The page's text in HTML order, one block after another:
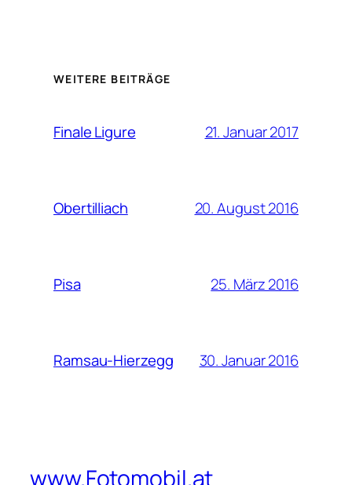
WEITERE BEITRÄGE
Finale Ligure 21. Januar 2017
Obertilliach 20. August 2016
Pisa 25. März 2016
Ramsau-Hierzegg 30. Januar 2016
www.Fotomobil.at